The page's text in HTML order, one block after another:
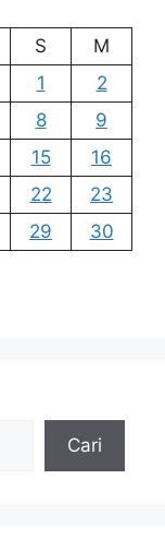
S
M
1
2
8
9
15
16
22
23
29 30
Cari